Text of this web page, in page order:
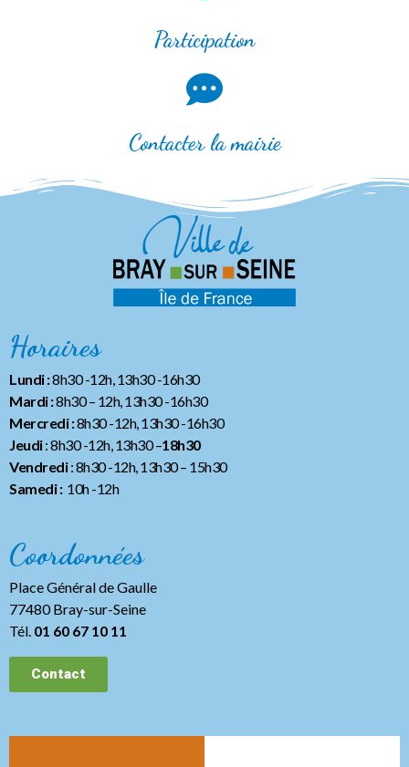
Participation
Contacter la mairie
Horaires
Lundi :8h30 -12h, 13h30 -16h30
Mardi :8h30 – 12h, 13h30 -16h30
Mercredi :8h30 -12h, 13h30 -16h30
Jeudi: 8h30 -12h, 13h30 –18h30
Vendredi: 8h30 -12h, 13h30– 15h30
Samedi :10h -12h
Coordonnées
Place Général de Gaulle
77480 Bray-sur-Seine
Tél. 01 60 67 10 11
Contact